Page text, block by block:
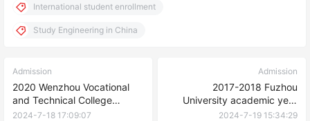
International student enrollment
Study Engineering in China
Admission
2020 Wenzhou Vocational
and Technical College
Chinese language
2024-7-18 17:09:07
Admission
2017-2018 Fuzhou
University academic year
Chinese Government
2024-7-19 15:34:29